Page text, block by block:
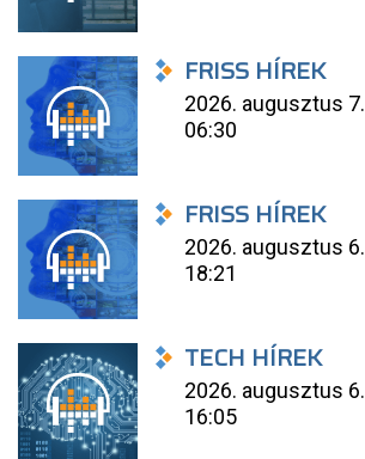
FRISS HÍREK
2026. augusztus 7.
06:30
FRISS HÍREK
2026. augusztus 6.
18:21
TECH HÍREK
2026. augusztus 6.
16:05